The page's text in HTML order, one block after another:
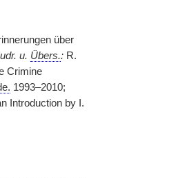
über
u. Übers.:R.
Crimine
1993–2010;
Introduction by I.